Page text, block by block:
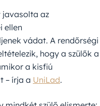
javasolta az
ellen
vádat. A rendőrségi
hogy a szülők a
a kisfiú
– írja a UniLad.